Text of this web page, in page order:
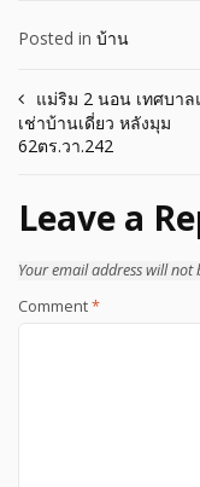
Posted in บ้าน
Post
navigation
แม่ริม 2 นอน เทศบาล
เช่าบ้านเดี่ยว หลังมุม
62ตร.วา.242
Leave a
Your email address will not
Comment*